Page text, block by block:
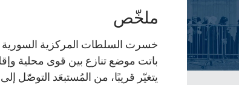
ملخّص
خسرت السلطات المركزية السورية
باتت موضع تنازع بين قوى محلية
يتغيّر قريبًا، من المُستبعَد التوصّل